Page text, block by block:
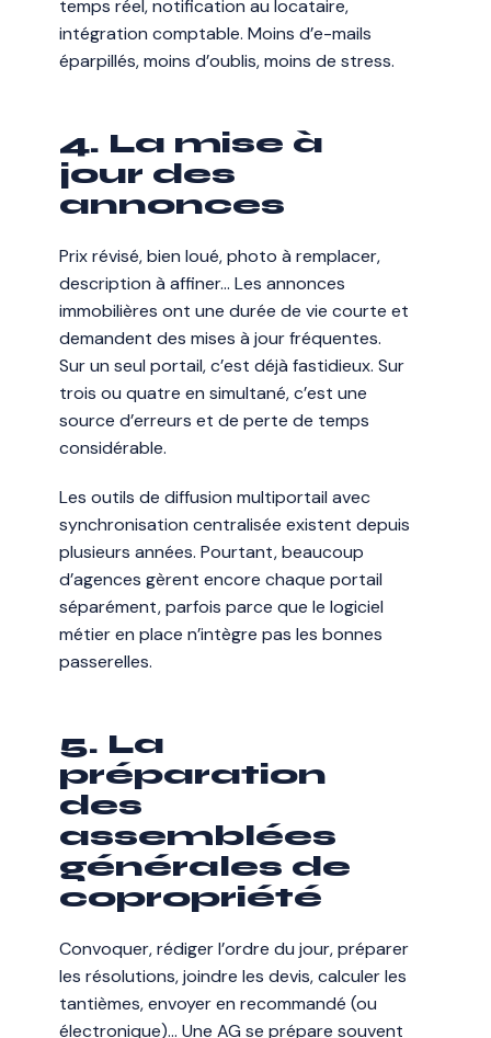
temps réel, notification au locataire,
intégration comptable. Moins d’e-mails
éparpillés, moins d’oublis, moins de stress.
4. La mise à
jour des
annonces
Prix révisé, bien loué, photo à remplacer,
description à affiner… Les annonces
immobilières ont une durée de vie courte et
demandent des mises à jour fréquentes.
Sur un seul portail, c’est déjà fastidieux. Sur
trois ou quatre en simultané, c’est une
source d’erreurs et de perte de temps
considérable.
Les outils de diffusion multiportail avec
synchronisation centralisée existent depuis
plusieurs années. Pourtant, beaucoup
d’agences gèrent encore chaque portail
séparément, parfois parce que le logiciel
métier en place n’intègre pas les bonnes
passerelles.
5. La
préparation
des
assemblées
générales de
copropriété
Convoquer, rédiger l’ordre du jour, préparer
les résolutions, joindre les devis, calculer les
tantièmes, envoyer en recommandé (ou
électronique)… Une AG se prépare souvent